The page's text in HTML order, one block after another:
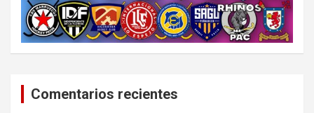
Comentarios recientes